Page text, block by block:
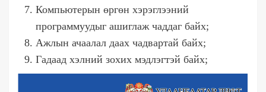
Компьютерын өргөн хэрэглээний
программуудыг ашиглаж чаддаг байх;
Ажлын ачаалал даах чадвартай байх;
Гадаад хэлний зохих мэдлэгтэй байх;